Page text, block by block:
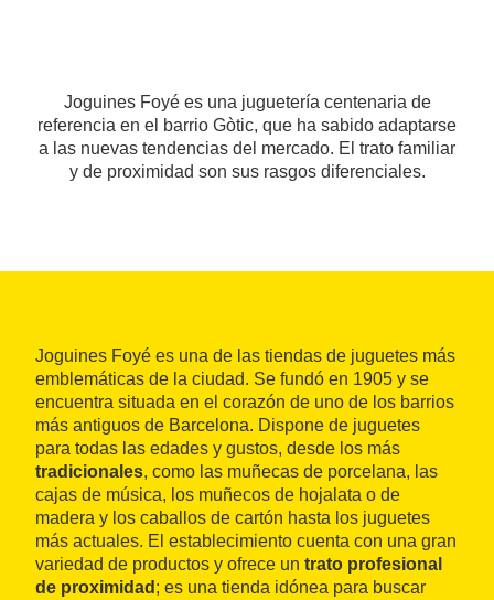
Joguines Foyé es una juguetería centenaria de
referencia en el barrio Gòtic, que ha sabido adaptarse
a las nuevas tendencias del mercado. El trato familiar
y de proximidad son sus rasgos diferenciales.
Joguines Foyé es una de las tiendas de juguetes más
emblemáticas de la ciudad. Se fundó en 1905 y se
encuentra situada en el corazón de uno de los barrios
más antiguos de Barcelona. Dispone de juguetes
para todas las edades y gustos, desde los más
tradicionales, como las muñecas de porcelana, las
cajas de música, los muñecos de hojalata o de
madera y los caballos de cartón hasta los juguetes
más actuales. El establecimiento cuenta con una gran
variedad de productos y ofrece un trato profesional
de proximidad ; es una tienda idónea para buscar